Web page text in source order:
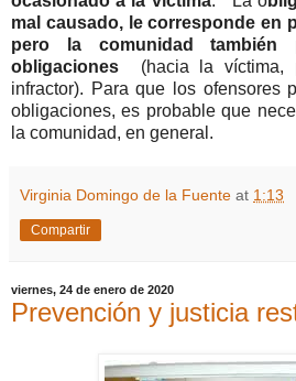
mal causado, le corresponde en
pero la comunidad también
obligaciones (hacia la víctima,
infractor). Para que los ofensores
obligaciones, es probable que
la comunidad, en general.
Virginia Domingo de la Fuente at 1:13
Compartir
viernes, 24 de enero de 2020
Prevención y justicia